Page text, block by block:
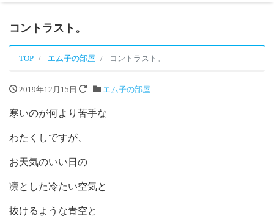
コントラスト。
TOP エム子の部屋 コントラスト。
2019年12月15日 エム子の部屋
寒いのが何より苦手な
わたくしですが、
お天気のいい日の
凛とした冷たい空気と
抜けるような青空と